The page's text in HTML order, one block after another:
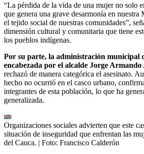
“La pérdida de la vida de una mujer no solo
que genera una grave desarmonía en nuestra
el tejido social de nuestras comunidades”,
dimensión cultural y comunitaria que tiene
los pueblos indígenas.
Por su parte, la administración municipal
encabezada por el alcalde Jorge
rechazó de manera categórica el asesinato.
hecho no ocurrió en el casco urbano,
integrantes de esta población, lo que ha
generalizada.
Organizaciones sociales advierten que este
situación de inseguridad que enfrentan las
del Cauca. | Foto: Francisco Calderón